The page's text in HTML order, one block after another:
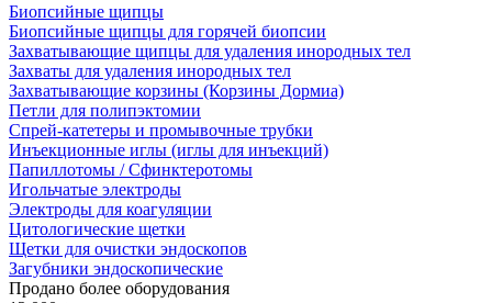
Биопсийные щипцы
Биопсийные щипцы для горячей биопсии
Захватывающие щипцы для удаления инородных тел
Захваты для удаления инородных тел
Захватывающие корзины (Корзины Дормиа)
Петли для полипэктомии
Спрей-катетеры и промывочные трубки
Инъекционные иглы (иглы для инъекций)
Папиллотомы / Сфинктеротомы
Игольчатые электроды
Электроды для коагуляции
Цитологические щетки
Щетки для очистки эндоскопов
Загубники эндоскопические
Продано более оборудования